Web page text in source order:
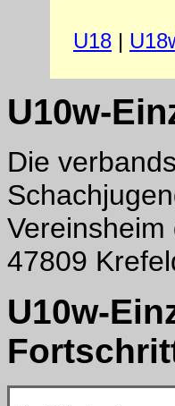
U18 |
U10w-
Die
Vereinsheim
47809
U10w-